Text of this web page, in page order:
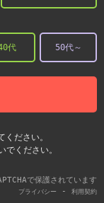
代 50代～
ださい。
ください。
で保護されています
プライバシー - 利用契約